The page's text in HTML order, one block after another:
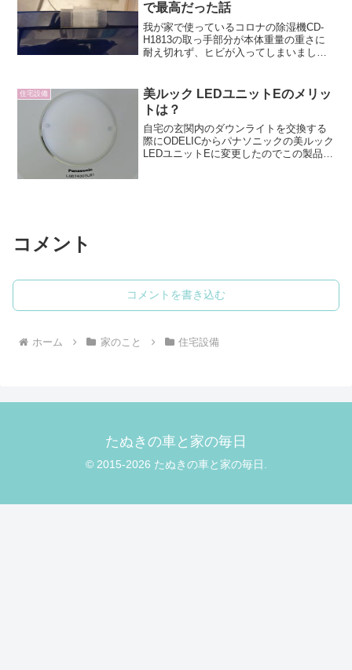
で最高だった話
我が家で使っているコロナの除湿機CD-
H1813の取っ手部分が本体重量の重さに
耐え切れず、ヒビが入ってしまいまし
ますが、さすがに壊れたままでは都合が
悪いの...
住宅設備
美ルック LEDユニットEのメリッ
トは？
自宅の玄関内のダウンライトを交換する
際にODELICからパナソニックの美ルック
LEDユニットEに変更したのでこの製品に
コメント
コメントを書き込む
ホーム 家のこと 住宅設備
たぬきの車と家の毎日
© 2015-2026 たぬきの車と家の毎日.